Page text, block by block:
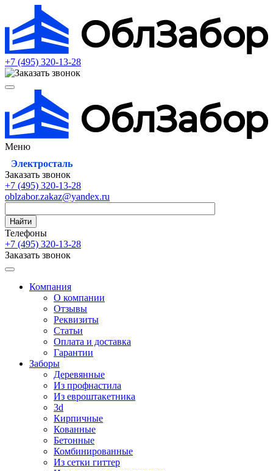
+7 (495) 320-13-28
Меню
Электросталь
Заказать звонок
+7 (495) 320-13-28
oblzabor.zakaz@yandex.ru
Найти
Телефоны
+7 (495) 320-13-28
Заказать звонок
Компания
О компании
Отзывы
Реквизиты
Статьи
Оплата и доставка
Гарантии
Заборы
Деревянные
Из профнастила
Из евроштакетника
3d
Кирпичные
Кованные
Бетонные
Комбинированные
Из сетки гиттер